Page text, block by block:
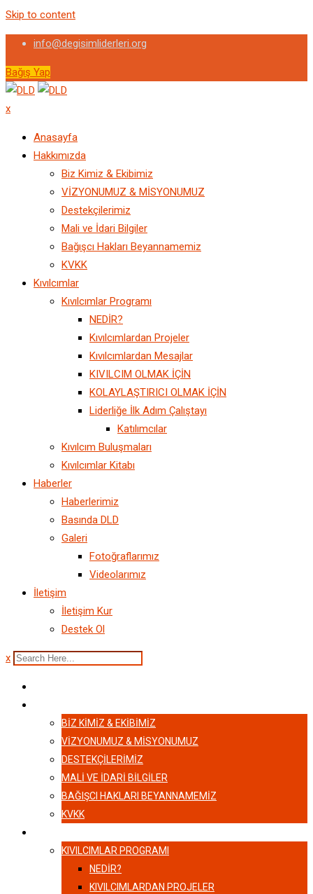
Skip to content
info@degisimliderleri.org
Bağış Yap
x
Anasayfa
Hakkımızda
Biz Kimiz & Ekibimiz
VİZYONUMUZ & MİSYONUMUZ
Destekçilerimiz
Mali ve İdari Bilgiler
Bağışcı Hakları Beyannamemiz
KVKK
Kıvılcımlar
Kıvılcımlar Programı
NEDİR?
Kıvılcımlardan Projeler
Kıvılcımlardan Mesajlar
KIVILCIM OLMAK İÇİN
KOLAYLAŞTIRICI OLMAK İÇİN
Liderliğe İlk Adım Çalıştayı
Katılımcılar
Kıvılcım Buluşmaları
Kıvılcımlar Kitabı
Haberler
Haberlerimiz
Basında DLD
Galeri
Fotoğraflarımız
Videolarımız
İletişim
İletişim Kur
Destek Ol
x
BIZ KIMIZ & EKIBIMIZ
VİZYONUMUZ & MİSYONUMUZ
DESTEKÇILERIMIZ
MALI VE İDARI BILGILER
BAĞIŞCI HAKLARI BEYANNAMEMIZ
KVKK
KIVILCIMLAR PROGRAMI
NEDİR?
KIVILCIMLARDAN PROJELER